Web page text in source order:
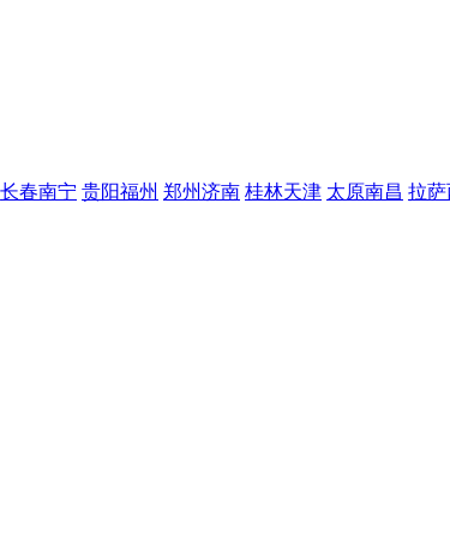
长春南宁 贵阳福州 郑州济南 桂林天津 太原南昌 拉萨